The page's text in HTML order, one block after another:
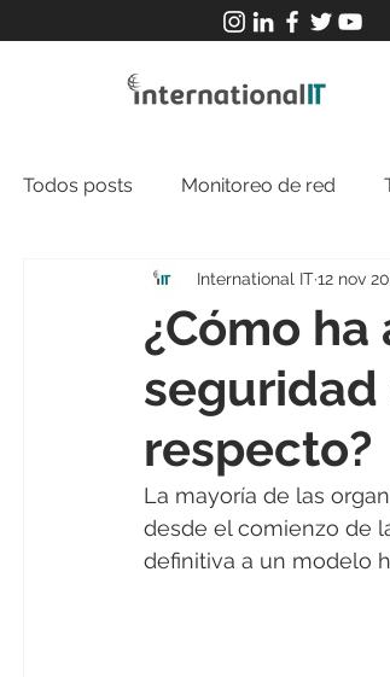
Todos posts Monitoreo de red
¿Cómo
seguridad
respecto?
International IT12 nov
La mayoría de las
desde el comienzo de
definitiva a un modelo